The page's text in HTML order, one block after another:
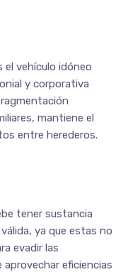
el vehículo idóneo
y corporativa
mantiene el
entre herederos.
tener sustancia
ya que estas no
evadir las
eficiencias